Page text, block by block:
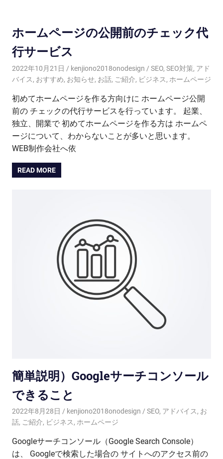
ホームページの公開前のチェック代
行サービス
2022年10月21日 kenjiono2018onodesign SEO, SEO対策, アド
バイス, おすすめ, お知らせ, お話, ご紹介, ビジネス, ホームページ
初めてホームページを作る方向けに ホームページ公開
前の チェックの代行サービスを行っています。 起業、
独立、開業で 初めてホームページを作る方は ホームペ
ージについて、わからないことが多いと思います。
WEB制作会社へ依
READ MORE
簡単説明）Googleサーチコンソール
できること
2022年8月28日 kenjiono2018onodesign SEO, アドバイス, お
話, ご紹介, ビジネス, ホームページ
Googleサーチコンソール（Google Search Console）
は、 Googleで検索した場合の サイトへのアクセス前の